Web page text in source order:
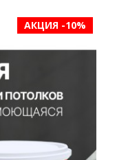
АКЦИЯ -10%